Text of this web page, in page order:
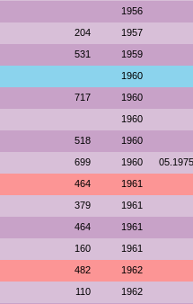
1956
204 1957
531 1959
1960
717 1960
1960
518 1960
699 1960 05.1975
464 1961
379 1961
464 1961
160 1961
482 1962
110 1962